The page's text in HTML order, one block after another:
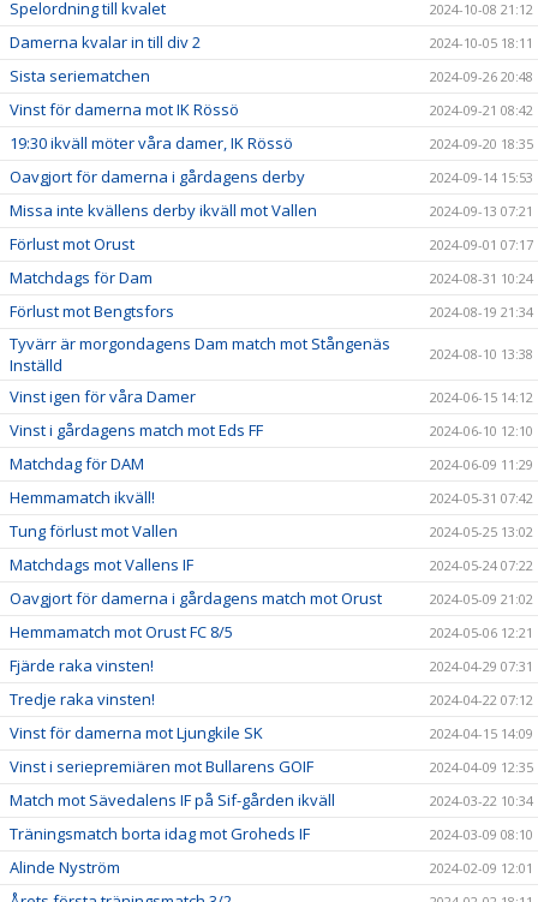
Spelordning till kvalet 2024-10-08 21:12
Damerna kvalar in till div 2 2024-10-05 18:11
Sista seriematchen 2024-09-26 20:48
Vinst för damerna mot IK Rössö 2024-09-21 08:42
19:30 ikväll möter våra damer, IK Rössö 2024-09-20 18:35
Oavgjort för damerna i gårdagens derby 2024-09-14 15:53
Missa inte kvällens derby ikväll mot Vallen 2024-09-13 07:21
Förlust mot Orust 2024-09-01 07:17
Matchdags för Dam 2024-08-31 10:24
Förlust mot Bengtsfors 2024-08-19 21:34
Tyvärr är morgondagens Dam match mot Stångenäs
Inställd
2024-08-10 13:38
Vinst igen för våra Damer 2024-06-15 14:12
Vinst i gårdagens match mot Eds FF 2024-06-10 12:10
Matchdag för DAM 2024-06-09 11:29
Hemmamatch ikväll! 2024-05-31 07:42
Tung förlust mot Vallen 2024-05-25 13:02
Matchdags mot Vallens IF 2024-05-24 07:22
Oavgjort för damerna i gårdagens match mot Orust 2024-05-09 21:02
Hemmamatch mot Orust FC 8/5 2024-05-06 12:21
Fjärde raka vinsten! 2024-04-29 07:31
Tredje raka vinsten! 2024-04-22 07:12
Vinst för damerna mot Ljungkile SK 2024-04-15 14:09
Vinst i seriepremiären mot Bullarens GOIF 2024-04-09 12:35
Match mot Sävedalens IF på Sif-gården ikväll 2024-03-22 10:34
Träningsmatch borta idag mot Groheds IF 2024-03-09 08:10
Alinde Nyström 2024-02-09 12:01